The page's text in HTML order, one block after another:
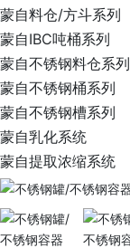
蒙自料仓/方斗系列
蒙自IBC吨桶系列
蒙自不锈钢料仓系列
蒙自不锈钢桶系列
蒙自不锈钢槽系列
蒙自乳化系统
蒙自提取浓缩系统